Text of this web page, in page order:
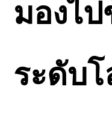
มองไ
ระดับ